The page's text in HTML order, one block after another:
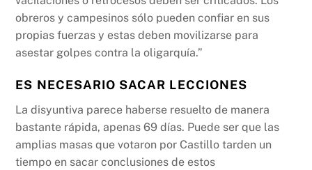
obreros y campesinos sólo pueden confiar en sus
propias fuerzas y estas deben movilizarse para
asestar golpes contra la oligarquía.”
ES NECESARIO SACAR LECCIONES
La disyuntiva parece haberse resuelto de manera
bastante rápida, apenas 69 días. Puede ser que las
amplias masas que votaron por Castillo tarden un
tiempo en sacar conclusiones de estos